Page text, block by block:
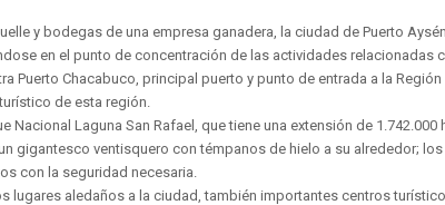
y bodegas de una empresa ganadera, la ciudad de Puerto
en el punto de concentración de las actividades relacionadas
Puerto Chacabuco, principal puerto y punto de entrada a la
de esta región.
Nacional Laguna San Rafael, que tiene una extensión de
gigantesco ventisquero con témpanos de hielo a su alrededor;
con la seguridad necesaria.
lugares aledaños a la ciudad, también importantes centros